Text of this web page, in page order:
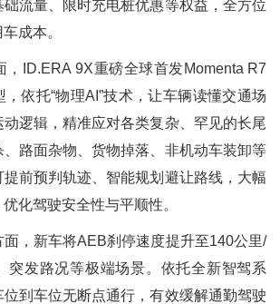
流量、限时充电桩优惠等权益，全方位
成本。
ID.ERA 9X重磅全球首发Momenta R7
依托“物理AI”技术，让车辆读懂交通场
逻辑，精准应对各类复杂、罕见的长尾
路面杂物、货物掉落、非机动车装卸等
前预判轨迹、智能规划避让路线，大幅
化驾驶安全性与平顺性。
新车将AEB刹停速度提升至140公里/
突发路况等极端场景。依托全新智驾系
到车位无断点通行，有效缓解通勤驾驶